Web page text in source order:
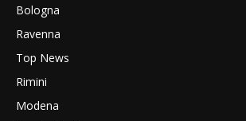
Bologna
Ravenna
Top News
Rimini
Modena